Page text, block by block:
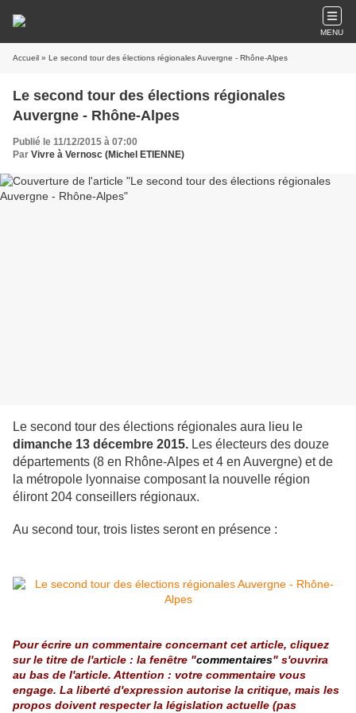
MENU
Accueil » Le second tour des élections régionales Auvergne - Rhône-Alpes
Le second tour des élections régionales
Auvergne - Rhône-Alpes
Publié le 11/12/2015 à 07:00
Par Vivre à Vernosc (Michel ETIENNE)
Le second tour des élections régionales aura lieu le
dimanche 13 décembre 2015. Les électeurs des douze
départements (8 en Rhône-Alpes et 4 en Auvergne) et de
la métropole lyonnaise composant la nouvelle région
éliront 204 conseillers régionaux.
Au second tour, trois listes seront en présence :
Pour écrire un commentaire concernant cet article, cliquez
sur le titre de l'article : la fenêtre "commentaires" s'ouvrira
au bas de l'article. Attention : votre commentaire vous
engage. La liberté d'expression autorise la critique, mais les
propos doivent respecter la législation actuelle (pas